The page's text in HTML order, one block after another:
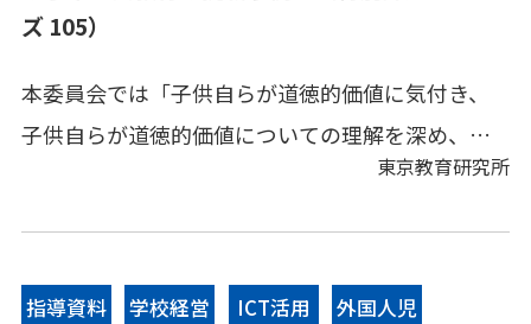
の教育スタイルを大切に考え、学校の課題に正対
実践を紹介します。
ズ 105）
本委員会では「子供自らが道徳的価値に気付き、
子供自らが道徳的価値についての理解を深め、本
委員会では、2017年度から「小中一貫教育の現状
貫校の学校運営について研究を進め５年目であ
東京教育研究所
指導資料 学校経営 ICT活用
外国人児